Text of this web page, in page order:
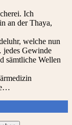
Ich
an der Thaya,
welche nun
Gewinde
sämtliche Wellen